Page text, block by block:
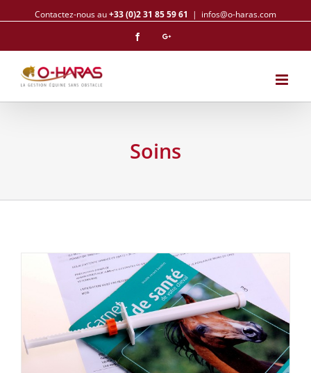
Contactez-nous au+33 (0)2 31 85 59 61 | infos@o-haras.com
FacebookGoogleplus
Soins